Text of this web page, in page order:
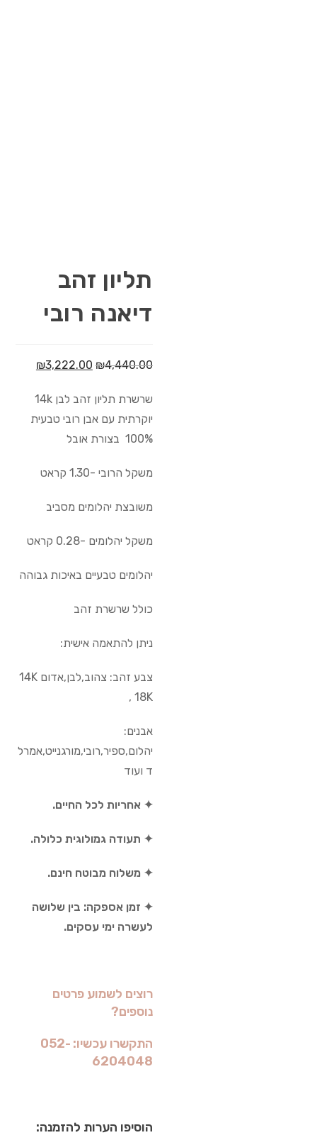
תליון זהב
דיאנה רובי
₪4,440.00
₪3,222.00
שרשרת תליון זהב לבן 14k
יוקרתית עם אבן רובי טבעית
100% בצורת אובל
משקל הרובי -1.30 קראט
משובצת יהלומים מסביב
משקל יהלומים -0.28 קראט
יהלומים טבעיים באיכות גבוהה
כולל שרשרת זהב
ניתן להתאמה אישית:
צבע זהב: צהוב,לבן,אדום 14K
, 18K
אבנים:
יהלום,ספיר,רובי,מורגנייט,אמרל
ד ועוד
✦ אחריות לכל החיים.
✦ תעודה גמולוגית כלולה.
✦ משלוח מבוטח חינם.
✦ זמן אספקה: בין שלושה
לעשרה ימי עסקים.
רוצים לשמוע פרטים
נוספים?
התקשרו עכשיו: 052-
6204048
הוסיפו הערות להזמנה: